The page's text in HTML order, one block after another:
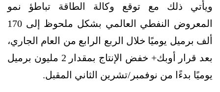
ويأتي ذلك مع توقع وكالة الطاقة تباطؤ نمو
المعروض النفطي العالمي بشكل ملحوظ إلى 170
ألف برميل يوميًا خلال الربع الرابع من العام الجاري،
بعد قرار أوبك+ خفض الإنتاج بمقدار 2 مليون برميل
يوميًا بدءًا من نوفمبر/تشرين الثاني المقبل.